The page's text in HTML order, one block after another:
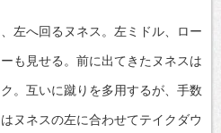
左へ回るヌネス。左ミドル、ロー
も見せる。前に出てきたヌネスは
。互いに蹴りを多用するが、手数
ヌネスの左に合わせてテイクダウ